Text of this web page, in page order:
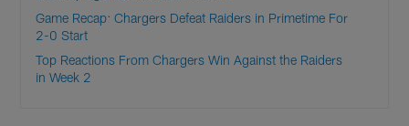
Game Recap: Chargers Defeat Raiders in Primetime For
2-0 Start
Top Reactions From Chargers Win Against the Raiders
in Week 2